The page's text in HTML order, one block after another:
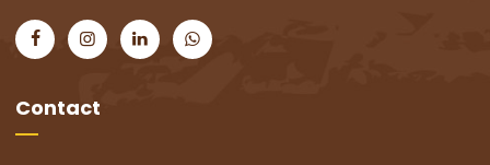
Contact